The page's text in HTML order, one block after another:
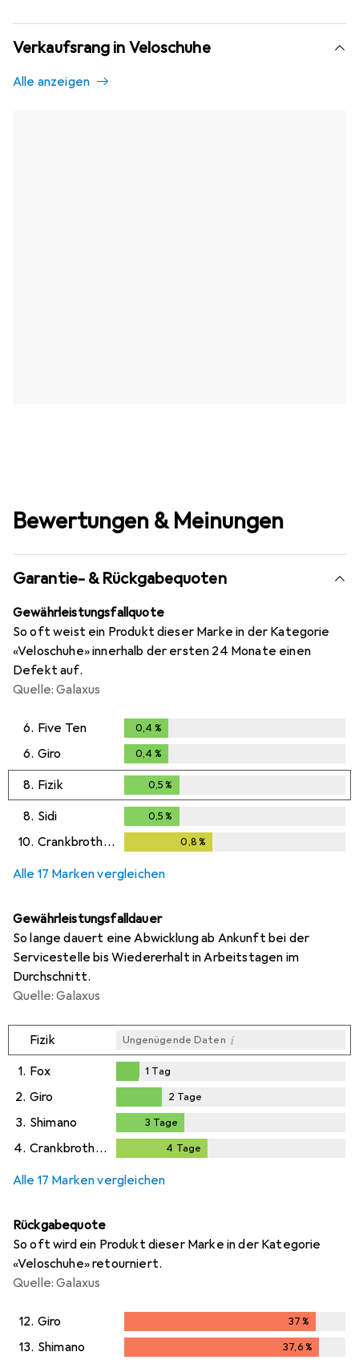
Verkaufsrang in Veloschuhe
Alle anzeigen
Bewertungen & Meinungen
Garantie- & Rückgabequoten
Gewährleistungsfallquote
So oft weist ein Produkt dieser Marke in der Kategorie
«Veloschuhe» innerhalb der ersten 24 Monate einen
Defekt auf.
Quelle: Galaxus
6. Five Ten 0,4 %
6. Giro 0,4 %
8. Fizik 0,5 %
8. Sidi 0,5 %
10. Crankbrothers 0,8 %
Alle 17 Marken vergleichen
Gewährleistungsfalldauer
So lange dauert eine Abwicklung ab Ankunft bei der
Servicestelle bis Wiedererhalt in Arbeitstagen im
Durchschnitt.
Quelle: Galaxus
Fizik Ungenügende Daten i
1. Fox
Tag
1 Tag
2. Giro
2Tage
2 Tage
3. Shimano 3 Tage
4. Crankbrothers 4 Tage
Alle 17 Marken vergleichen
Rückgabequote
So oft wird ein Produkt dieser Marke in der Kategorie
«Veloschuhe» retourniert.
Quelle: Galaxus
12. Giro 37%
37%
13. Shimano 37,6%